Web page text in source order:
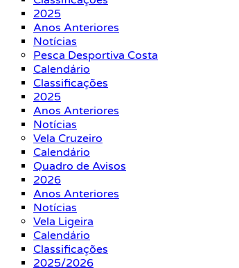
2025
Anos Anteriores
Notícias
Pesca Desportiva Costa
Calendário
Classificações
2025
Anos Anteriores
Notícias
Vela Cruzeiro
Calendário
Quadro de Avisos
2026
Anos Anteriores
Notícias
Vela Ligeira
Calendário
Classificações
2025/2026